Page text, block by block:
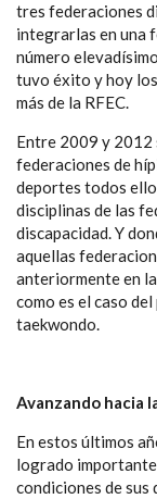
tres federaciones
integrarlas en una
número
tuvo éxito y hoy
más de la RFEC.
Entre 2009 y 2012
federaciones de
deportes todos
disciplinas de las
discapacidad. Y
aquellas
anteriormente en
como es el caso
taekwondo.
Avanzando hacia
En estos últimos
logrado
condiciones de